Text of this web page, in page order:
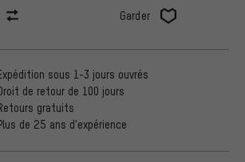
Garder
sous 1-3 jours ouvrés
de retour de 100 jours
gratuits
de 25 ans d'expérience